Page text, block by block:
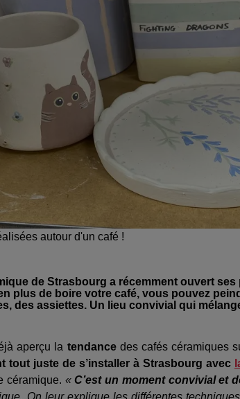
autour d'un café !
de Strasbourg a récemment ouvert
plus de boire votre café, vous pouvez
des assiettes. Un lieu convivial qui
aperçu la tendancedes cafés céramiques
tout juste de s’installer à Strasbourg avec
céramique. « C’est un moment convivial et
On leur explique les différentes